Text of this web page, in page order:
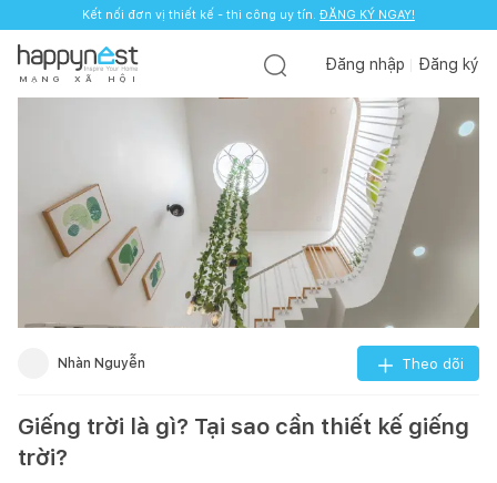
Kết nối đơn vị thiết kế - thi công uy tín. ĐĂNG KÝ NGAY!
M Ạ N G X Ã H Ộ I
Đăng nhập Đăng ký
Nhàn Nguyễn Theo dõi
Giếng trời là gì? Tại sao cần thiết kế giếng
trời?